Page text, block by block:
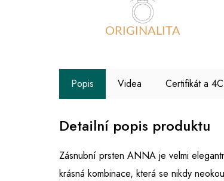
ORIGINALITA
Popis Videa Certifikát a
Detailní popis produktu
Zásnubní prsten ANNA je velmi
krásná kombinace, která se nikdy